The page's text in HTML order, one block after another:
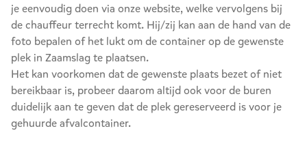
je eenvoudig doen via onze website, welke vervolgens bij
de chauffeur terrecht komt. Hij/zij kan aan de hand van de
foto bepalen of het lukt om de container op de gewenste
plek in Zaamslag te plaatsen.
Het kan voorkomen dat de gewenste plaats bezet of niet
bereikbaar is, probeer daarom altijd ook voor de buren
duidelijk aan te geven dat de plek gereserveerd is voor je
gehuurde afvalcontainer.